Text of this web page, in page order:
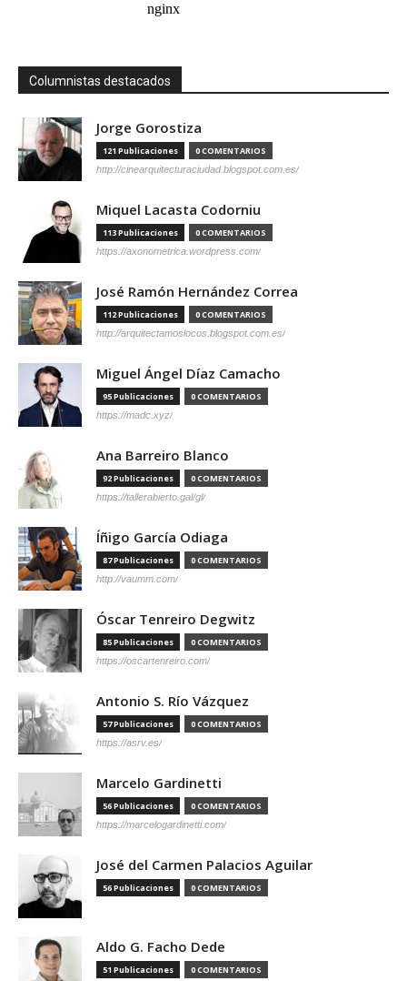
Columnistas destacados
Jorge Gorostiza
121 Publicaciones 0 COMENTARIOS
http://cinearquitecturaciudad.blogspot.com.es/
Miquel Lacasta Codorniu
113 Publicaciones 0 COMENTARIOS
https://axonometrica.wordpress.com/
José Ramón Hernández Correa
112 Publicaciones 0 COMENTARIOS
http://arquitectamoslocos.blogspot.com.es/
Miguel Ángel Díaz Camacho
95 Publicaciones 0 COMENTARIOS
https://madc.xyz/
Ana Barreiro Blanco
92 Publicaciones 0 COMENTARIOS
https://tallerabierto.gal/gl/
Íñigo García Odiaga
87 Publicaciones 0 COMENTARIOS
http://vaumm.com/
Óscar Tenreiro Degwitz
85 Publicaciones 0 COMENTARIOS
https://oscartenreiro.com/
Antonio S. Río Vázquez
57 Publicaciones 0 COMENTARIOS
https://asrv.es/
Marcelo Gardinetti
56 Publicaciones 0 COMENTARIOS
https://marcelogardinetti.com/
José del Carmen Palacios Aguilar
56 Publicaciones 0 COMENTARIOS
Aldo G. Facho Dede
51 Publicaciones 0 COMENTARIOS